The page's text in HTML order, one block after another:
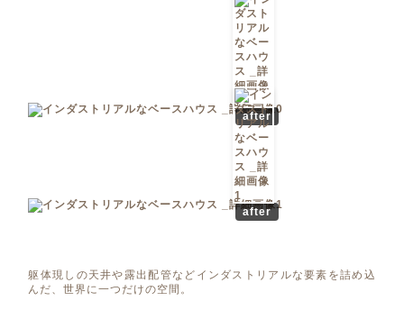
after
after
躯体現しの天井や露出配管などインダストリアルな要素を詰め込
んだ、世界に一つだけの空間。